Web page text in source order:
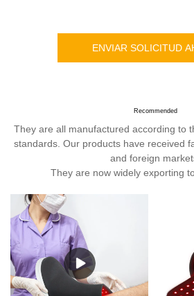
ENVIAR SOLICITUD
Recommended
They are all manufactured according to
standards. Our products have received
and foreign
They are now widely exporting